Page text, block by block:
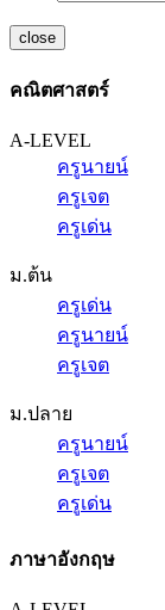
close
คณิตศาสตร์
A-LEVEL
ครูนายน์
ครูเจต
ครูเด่น
ม.ต้น
ครูเด่น
ครูนายน์
ครูเจต
ม.ปลาย
ครูนายน์
ครูเจต
ครูเด่น
ภาษาอังกฤษ